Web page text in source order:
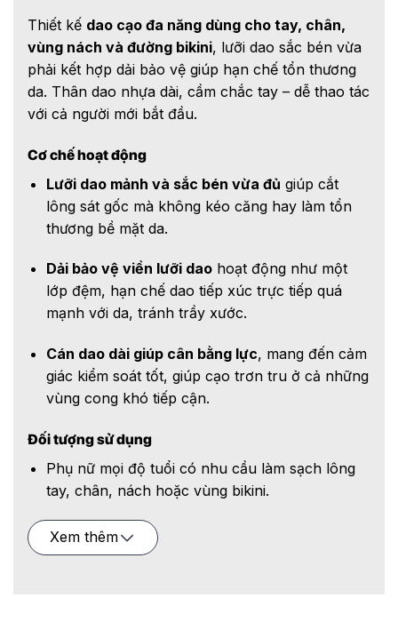
Thiết kế dao cạo đa năng dùng cho tay, chân,
vùng nách và đường bikini, lưỡi dao sắc bén vừa
phải kết hợp dải bảo vệ giúp hạn chế tổn thương
da. Thân dao nhựa dài, cầm chắc tay – dễ thao tác
với cả người mới bắt đầu.
Cơ chế hoạt động
Lưỡi dao mảnh và sắc bén vừa đủ giúp cắt
lông sát gốc mà không kéo căng hay làm tổn
thương bề mặt da.
Dải bảo vệ viền lưỡi daohoạt động như một
lớp đệm, hạn chế dao tiếp xúc trực tiếp quá
mạnh với da, tránh trầy xước.
Cán dao dài giúp cân bằng lực, mang đến cảm
giác kiểm soát tốt, giúp cạo trơn tru ở cả những
vùng cong khó tiếp cận.
Đối tượng sử dụng
Phụ nữ mọi độ tuổi có nhu cầu làm sạch lông
tay, chân, nách hoặc vùng bikini.
Người thường xuyên đi du lịch, công tác cần
dao cạo nhỏ gọn, tiện mang theo.
Xem thêm